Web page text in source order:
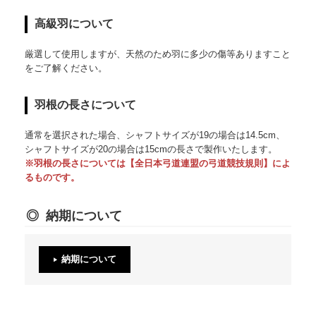
高級羽について
厳選して使用しますが、天然のため羽に多少の傷等ありますこと
をご了解ください。
羽根の長さについて
通常を選択された場合、シャフトサイズが19の場合は14.5cm、
シャフトサイズが20の場合は15cmの長さで製作いたします。
※羽根の長さについては【全日本弓道連盟の弓道競技規則】によ
るものです。
納期について
納期について